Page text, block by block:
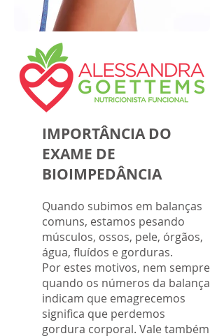
IMPORTÂNCIA DO
EXAME DE
BIOIMPEDÂNCIA
Quando subimos em balanças
comuns, estamos pesando
músculos, ossos, pele, órgãos,
água, fluídos e gorduras.
Por estes motivos, nem sempre
quando os números da balança
indicam que emagrecemos
significa que perdemos
gordura corporal. Vale também